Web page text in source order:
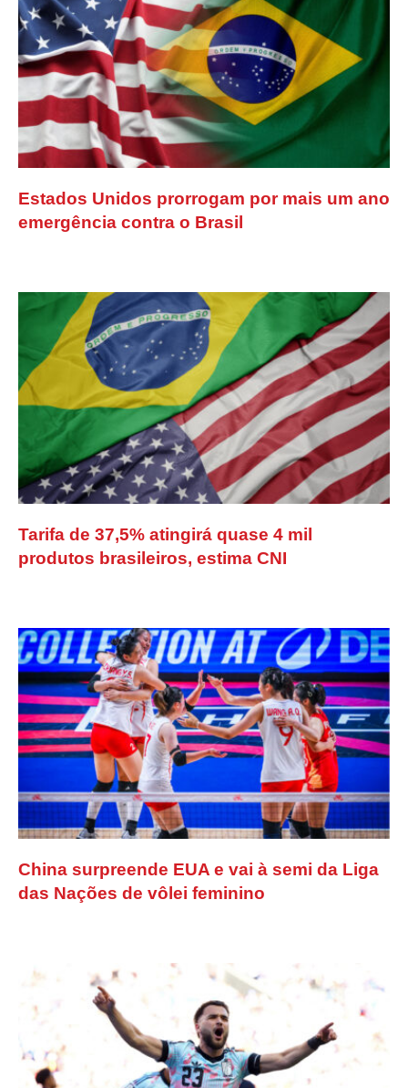
Estados Unidos prorrogam por mais um ano
emergência contra o Brasil
Tarifa de 37,5% atingirá quase 4 mil
produtos brasileiros, estima CNI
China surpreende EUA e vai à semi da Liga
das Nações de vôlei feminino